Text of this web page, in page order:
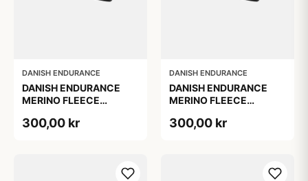
DANISH ENDURANCE
DANISH ENDURANCE
MERINO FLEECE
Sort, S/M
300,00 kr
DANISH ENDURANCE
DANISH ENDURANCE
MERINO FLEECE
300,00 kr